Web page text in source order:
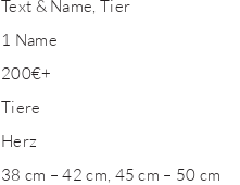
Text & Name, Tier
1 Name
200€+
Tiere
Herz
38 cm – 42 cm, 45 cm – 50 cm